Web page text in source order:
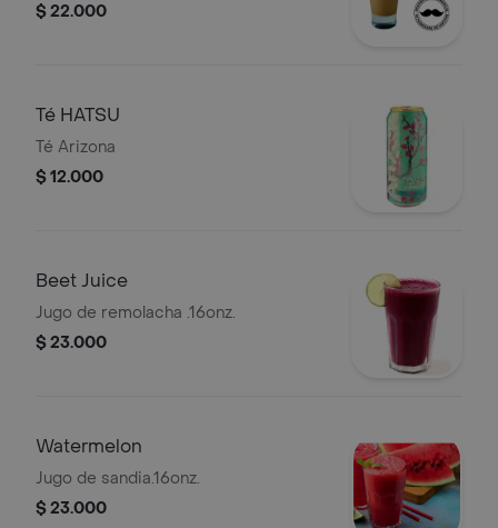
$ 22.000
Té HATSU
Té Arizona
$ 12.000
Beet Juice
Jugo de remolacha .16onz.
$ 23.000
Watermelon
Jugo de sandia.16onz.
$ 23.000